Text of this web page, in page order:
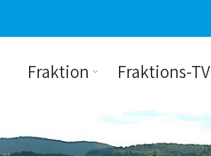
Fraktion Fraktions-TV